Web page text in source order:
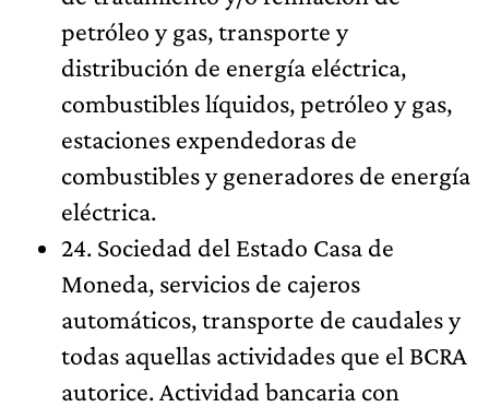
petróleo y gas, transporte y
distribución de energía eléctrica,
combustibles líquidos, petróleo y gas,
estaciones expendedoras de
combustibles y generadores de energía
eléctrica.
24. Sociedad del Estado Casa de
Moneda, servicios de cajeros
automáticos, transporte de caudales y
todas aquellas actividades que el BCRA
autorice. Actividad bancaria con